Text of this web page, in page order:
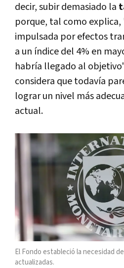
decir, subir demasiado la
porque, tal como explica,
impulsada por efectos
a un índice del 4% en
habría llegado al
considera que todavía
lograr un nivel más
actual.
El Fondo estableció la necesidad
actualizadas.